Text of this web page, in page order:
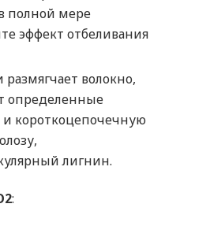
полной мере
эффект отбеливания
размягчает волокно,
определенные
и короткоцепочечную
лигнин.
: